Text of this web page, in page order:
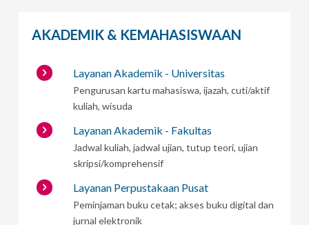
AKADEMIK & KEMAHASISWAAN
Layanan Akademik - Universitas
Pengurusan kartu mahasiswa, ijazah, cuti/aktif
kuliah, wisuda
Layanan Akademik - Fakultas
Jadwal kuliah, jadwal ujian, tutup teori, ujian
skripsi/komprehensif
Layanan Perpustakaan Pusat
Peminjaman buku cetak; akses buku digital dan
jurnal elektronik